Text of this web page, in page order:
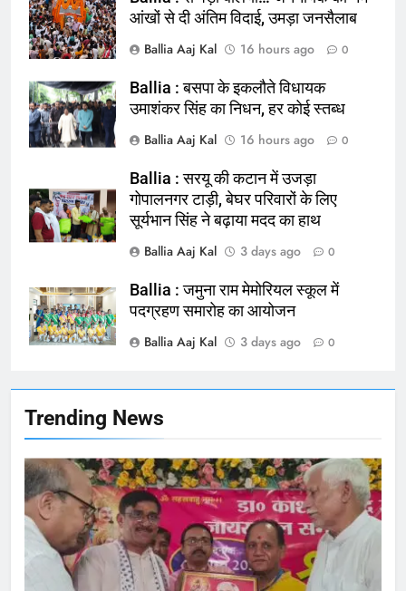
Trending News
164
चिकित्सक, किया प्रदर्शन
NATIONAL बलिया
165
Ballia : बलिया बलिदान दिवस के मौके पर
NATIONAL बलिया
166
फांसी लगाकर दी जान
NATIONAL
167
Ballia : थैंक्यू बलिया पुलिस: पीड़िता को
मिले 1.38 लाख रूपये
NATIONAL बलिया
आंखों से दी अंतिम विदाई, उमड़ा जनसैलाब
Ballia Aaj Kal
16 hours ago 0
Ballia : बसपा के इकलौते विधायक
उमाशंकर सिंह का निधन, हर कोई स्तब्ध
Ballia Aaj Kal
16 hours ago 0
Ballia : सरयू की कटान में उजड़ा
गोपालनगर टाड़ी, बेघर परिवारों के लिए
सूर्यभान सिंह ने बढ़ाया मदद का हाथ
Ballia Aaj Kal
3 days ago 0
Ballia : जमुना राम मेमोरियल स्कूल में
पदग्रहण समारोह का आयोजन
Ballia Aaj Kal
3 days ago 0